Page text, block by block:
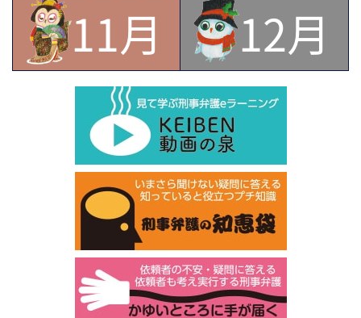
11月
12月